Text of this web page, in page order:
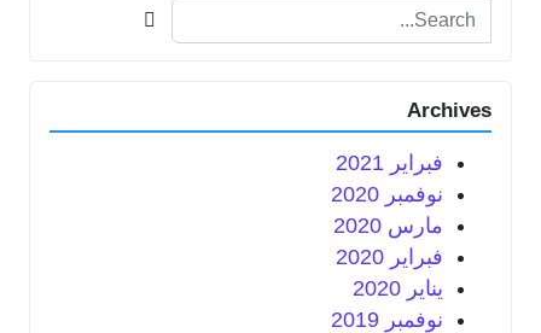
Search for:
Archives
فبراير 2021
نوفمبر 2020
مارس 2020
فبراير 2020
يناير 2020
نوفمبر 2019